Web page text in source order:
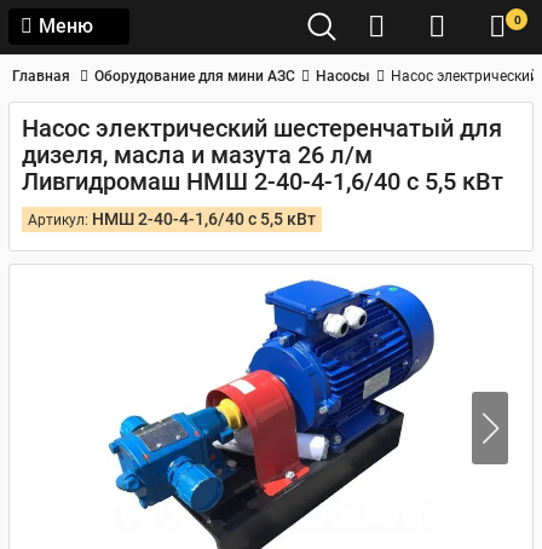
Меню 0
Главная Оборудование для мини АЗС Насосы Насос
Насос электрический шестеренчатый для
дизеля, масла и мазута 26 л/м
Ливгидромаш НМШ 2-40-4-1,6/40 c 5,5 кВт
Артикул: НМШ 2-40-4-1,6/40 c 5,5 кВт